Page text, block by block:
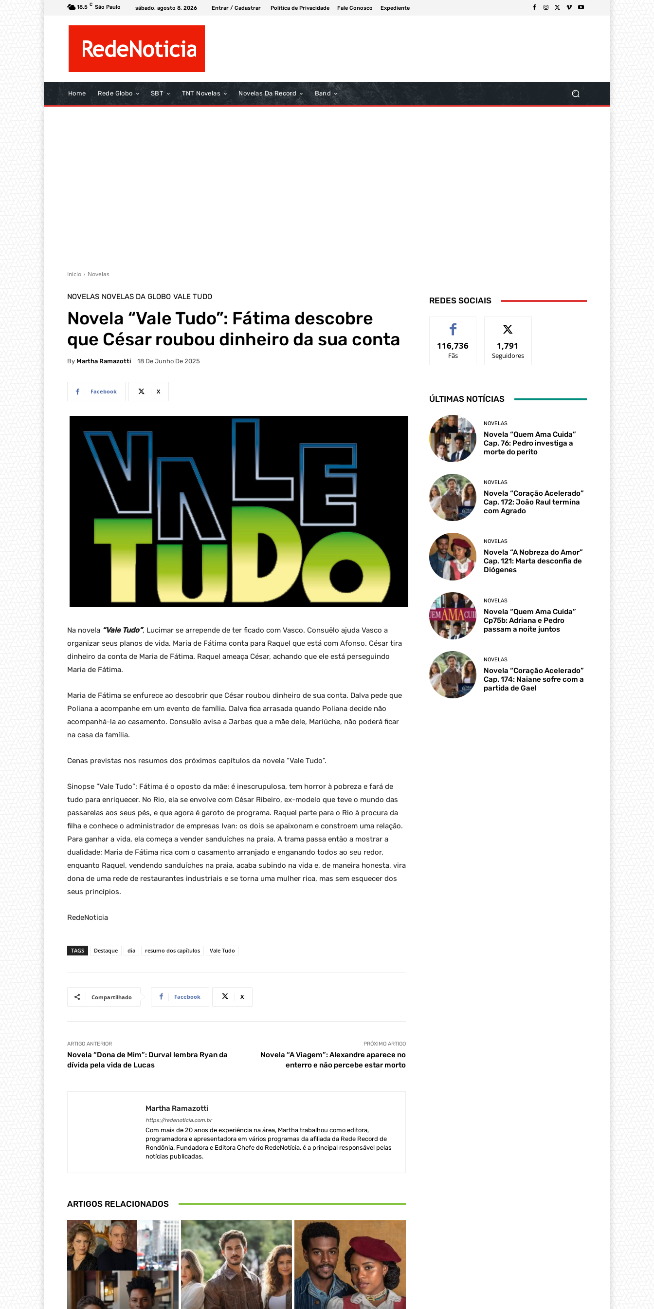
18.5 C São Paulo sábado, agosto 8, 2026 Entrar / Cadastrar Política de Privacidade Fale Conosco Expediente
Home Rede Globo SBT TNT Novelas Novelas Da Record Band
Início Novelas
NOVELAS NOVELAS DA GLOBO VALE TUDO
Novela “Vale Tudo”: Fátima descobre
que César roubou dinheiro da sua conta
By Martha Ramazotti 18 De Junho De 2025
Facebook X
Na novela “Vale Tudo”, Lucimar se arrepende de ter ficado com Vasco. Consuêlo ajuda Vasco a
organizar seus planos de vida. Maria de Fátima conta para Raquel que está com Afonso. César tira
dinheiro da conta de Maria de Fátima. Raquel ameaça César, achando que ele está perseguindo
Maria de Fátima.
Maria de Fátima se enfurece ao descobrir que César roubou dinheiro de sua conta. Dalva pede que
Poliana a acompanhe em um evento de família. Dalva fica arrasada quando Poliana decide não
acompanhá-la ao casamento. Consuêlo avisa a Jarbas que a mãe dele, Mariúche, não poderá ficar
na casa da família.
Cenas previstas nos resumos dos próximos capítulos da novela “Vale Tudo”.
Sinopse “Vale Tudo”: Fátima é o oposto da mãe: é inescrupulosa, tem horror à pobreza e fará de
tudo para enriquecer. No Rio, ela se envolve com César Ribeiro, ex-modelo que teve o mundo das
passarelas aos seus pés, e que agora é garoto de programa. Raquel parte para o Rio à procura da
filha e conhece o administrador de empresas Ivan: os dois se apaixonam e constroem uma relação.
Para ganhar a vida, ela começa a vender sanduíches na praia. A trama passa então a mostrar a
dualidade: Maria de Fátima rica com o casamento arranjado e enganando todos ao seu redor,
enquanto Raquel, vendendo sanduíches na praia, acaba subindo na vida e, de maneira honesta, vira
dona de uma rede de restaurantes industriais e se torna uma mulher rica, mas sem esquecer dos
seus princípios.
RedeNoticia
TAGS Destaque dia resumo dos capítulos Vale Tudo
Compartilhado Facebook X
ARTIGO ANTERIOR
Novela “Dona de Mim”: Durval lembra Ryan da
dívida pela vida de Lucas
PRÓXIMO ARTIGO
Novela “A Viagem”: Alexandre aparece no
enterro e não percebe estar morto
Martha Ramazotti
https://redenoticia.com.br
Com mais de 20 anos de experiência na área, Martha trabalhou como editora,
programadora e apresentadora em vários programas da afiliada da Rede Record de
Rondônia. Fundadora e Editora Chefe do RedeNotícia, é a principal responsável pelas
notícias publicadas.
ARTIGOS RELACIONADOS
REDES SOCIAIS
116,736
Fãs
1,791
Seguidores
ÚLTIMAS NOTÍCIAS
NOVELAS
Novela “Quem Ama Cuida”
Cap. 76: Pedro investiga a
morte do perito
NOVELAS
Novela “Coração Acelerado”
Cap. 172: João Raul termina
com Agrado
NOVELAS
Novela “A Nobreza do Amor”
Cap. 121: Marta desconfia de
Diógenes
NOVELAS
Novela “Quem Ama Cuida”
Cp75b: Adriana e Pedro
passam a noite juntos
NOVELAS
Novela “Coração Acelerado”
Cap. 174: Naiane sofre com a
partida de Gael